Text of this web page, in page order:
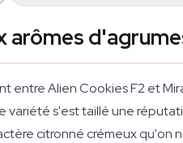
arômes
entre Alien Cookies F2 et
s'est taillé une
citronné crémeux qu'on